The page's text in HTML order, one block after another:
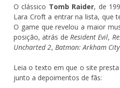
O clássico Tomb Raider, de
Lara Croft a entrar na lista, que
O game que revelou a maior
posição, atrás de Resident Evil,
Uncharted 2, Batman: Arkham City
Leia o texto em que o site
junto a depoimentos de fãs: